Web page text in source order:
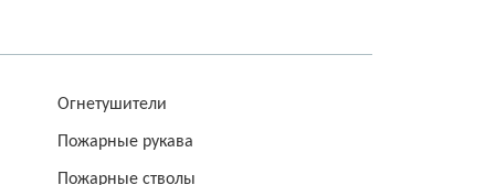
Огнетушители
Пожарные рукава
Пожарные стволы